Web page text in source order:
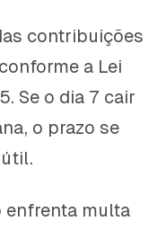
contribuições
a Lei
Se o dia 7 cair
o prazo se
enfrenta multa